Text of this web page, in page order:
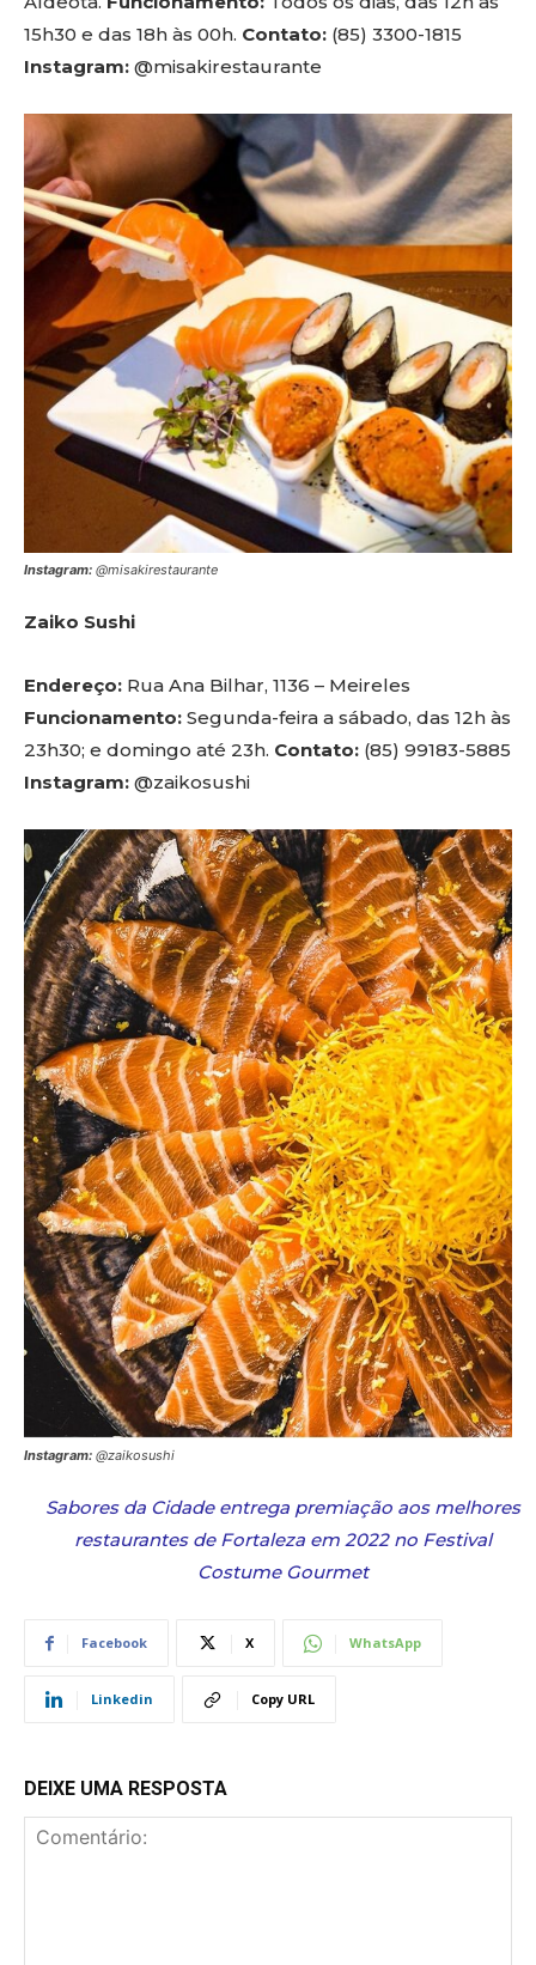
15h30 e das 18h às 00h. Contato: (85) 3300-1815
Instagram: @misakirestaurante
Instagram: @misakirestaurante
Zaiko Sushi
Endereço: Rua Ana Bilhar, 1136 – Meireles
Funcionamento: Segunda-feira a sábado, das 12h às
23h30; e domingo até 23h. Contato: (85) 99183-5885
Instagram: @zaikosushi
Instagram: @zaikosushi
Sabores da Cidade entrega premiação aos melhores
restaurantes de Fortaleza em 2022 no Festival
Costume Gourmet
Facebook X WhatsApp
Linkedin Copy URL
DEIXE UMA RESPOSTA